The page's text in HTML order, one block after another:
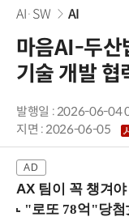
AI·SW AI
마음AI-두산
기술 개발 협
발행일 : 2026-06-04
지면 :2026-06-05
AX 팀이 꼭 챙겨야 할 2선 :